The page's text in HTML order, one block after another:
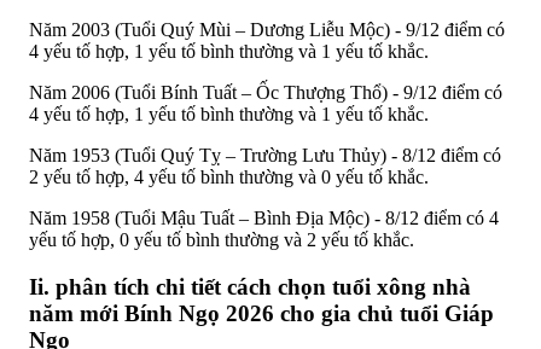
Năm 2003 (Tuổi Quý Mùi – Dương Liễu Mộc) - 9/12 điểm có
4 yếu tố hợp, 1 yếu tố bình thường và 1 yếu tố khắc.
Năm 2006 (Tuổi Bính Tuất – Ốc Thượng Thổ) - 9/12 điểm có
4 yếu tố hợp, 1 yếu tố bình thường và 1 yếu tố khắc.
Năm 1953 (Tuổi Quý Tỵ – Trường Lưu Thủy) - 8/12 điểm có
2 yếu tố hợp, 4 yếu tố bình thường và 0 yếu tố khắc.
Năm 1958 (Tuổi Mậu Tuất – Bình Địa Mộc) - 8/12 điểm có 4
yếu tố hợp, 0 yếu tố bình thường và 2 yếu tố khắc.
Ii. phân tích chi tiết cách chọn tuổi xông nhà
năm mới Bính Ngọ 2026 cho gia chủ tuổi Giáp
Ngọ